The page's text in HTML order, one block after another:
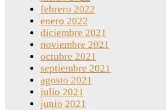
febrero 2022
enero 2022
diciembre 2021
noviembre 2021
octubre 2021
septiembre 2021
agosto 2021
julio 2021
junio 2021